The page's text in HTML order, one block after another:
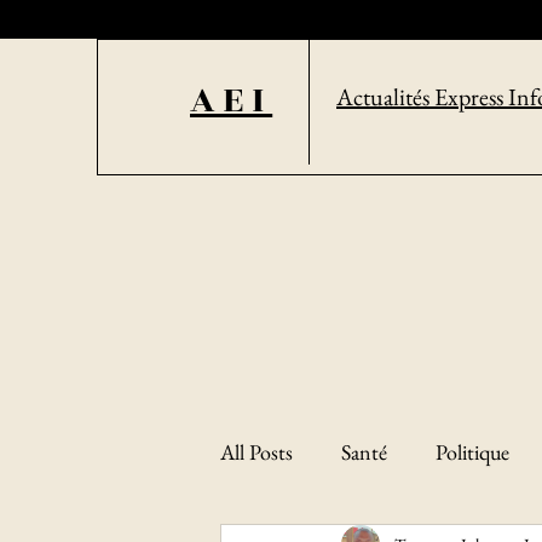
AEI Actualités Express
All Posts Santé Politique